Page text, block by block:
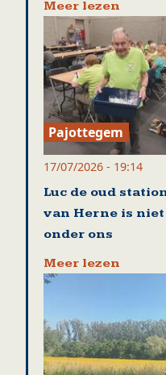
Meer lezen
Pajottegem
17/07/2026 - 19:14
Luc de oud
van Herne is niet
onder ons
Meer lezen